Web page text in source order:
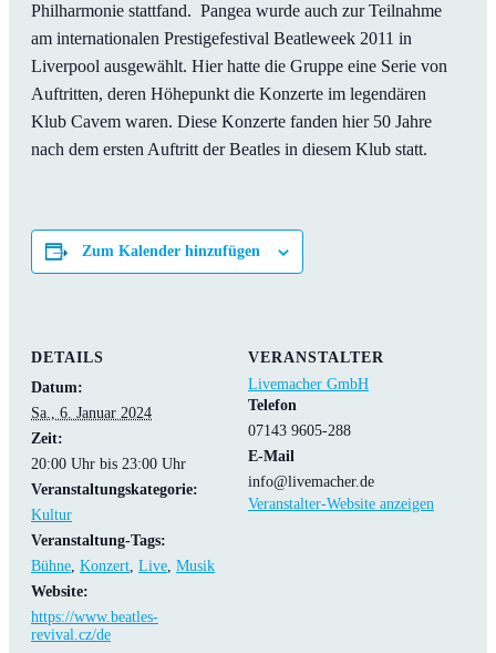
Philharmonie stattfand. Pangea wurde auch zur Teilnahme
am internationalen Prestigefestival Beatleweek 2011 in
Liverpool ausgewählt. Hier hatte die Gruppe eine Serie von
Auftritten, deren Höhepunkt die Konzerte im legendären
Klub Cavem waren. Diese Konzerte fanden hier 50 Jahre
nach dem ersten Auftritt der Beatles in diesem Klub statt.
Zum Kalender hinzufügen
DETAILS
Datum:
Sa., 6. Januar 2024
Zeit:
20:00 Uhr bis 23:00 Uhr
Veranstaltungskategorie:
Kultur
Veranstaltung-Tags:
Bühne Konzert Live Musik
Website:
https://www.beatles-
revival.cz/de
VERANSTALTER
Livemacher GmbH
Telefon
07143 9605-288
E-Mail
info@livemacher.de
Veranstalter-Website anzeigen